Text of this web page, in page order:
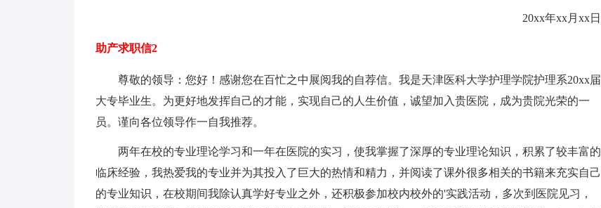
20xx年xx月xx日
助产求职信2
尊敬的领导：您好！感谢您在百忙之中展阅我的自荐信。我是天津医科大学护理学院护理系20xx届
大专毕业生。为更好地发挥自己的才能，实现自己的人生价值，诚望加入贵医院，成为贵院光荣的一
员。谨向各位领导作一自我推荐。
两年在校的专业理论学习和一年在医院的实习，使我掌握了深厚的专业理论知识，积累了较丰富的
临床经验，我热爱我的专业并为其投入了巨大的热情和精力，并阅读了课外很多相关的书籍来充实自己
的专业知识，在校期间我除认真学好专业之外，还积极参加校内校外的'实践活动，多次到医院见习，